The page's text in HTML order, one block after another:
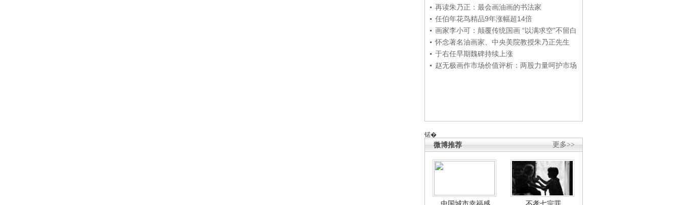
再读朱乃正：最会画油画的书法家
任伯年花鸟精品9年涨幅超14倍
画家李小可：颠覆传统国画 “以满求空”不留白
怀念著名油画家、中央美院教授朱乃正先生
于右任早期魏碑持续上涨
赵无极画作市场价值评析：两股力量呵护市场
锘�
更多>>
微博推荐